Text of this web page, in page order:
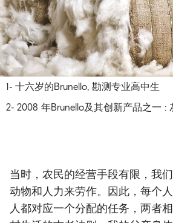
1- 十六岁的Brunello, 勘测专业高中生
2- 2008 年Brunello及其创新产品之一 :
当时，农民的经营手段有限，我
动物和人力来劳作。因此，每个
人都对应一个分配的任务，两者